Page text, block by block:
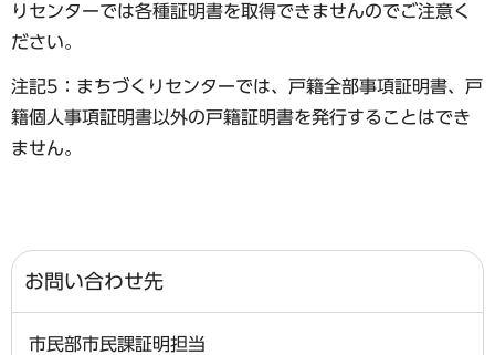
りセンターでは各種証明書を取得できませんのでご注意く
ださい。
注記5：まちづくりセンターでは、戸籍全部事項証明書、戸
籍個人事項証明書以外の戸籍証明書を発行することはでき
ません。
お問い合わせ先
市民部市民課証明担当